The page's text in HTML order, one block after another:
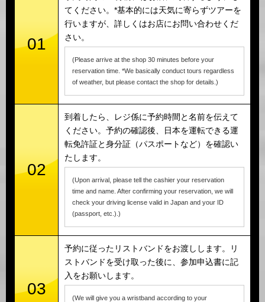
01
てください。*基本的には天気に寄らずツアーを
行いますが、詳しくはお店にお問い合わせくだ
さい。
(Please arrive at the shop 30 minutes before your
reservation time. *We basically conduct tours regardless
of weather, but please contact the shop for details.)
02
到着したら、レジ係に予約時間と名前を伝えて
ください。予約の確認後、日本を運転できる運
転免許証と身分証（パスポートなど）を確認い
たします。
(Upon arrival, please tell the cashier your reservation
time and name. After confirming your reservation, we will
check your driving license valid in Japan and your ID
(passport, etc.).)
03
予約に従ったリストバンドをお渡しします。リ
ストバンドを受け取った後に、参加申込書に記
入をお願いします。
(We will give you a wristband according to your